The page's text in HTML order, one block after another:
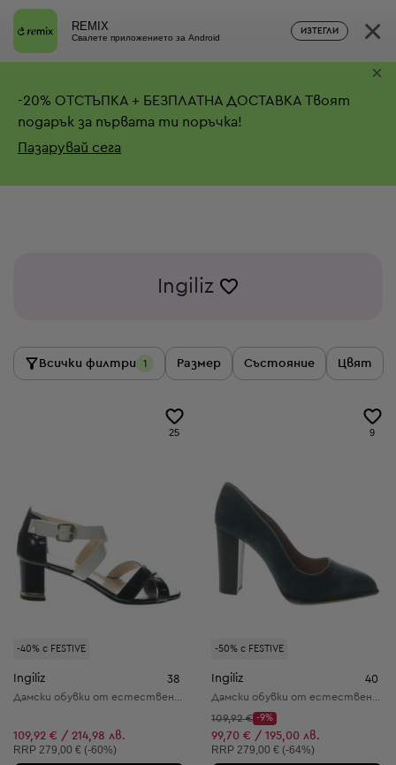
REMIX
Свалете приложението за Android
ИЗТЕГЛИ ×
-20% ОТСТЪПКА + БЕЗПЛАТНА ДОСТАВКА Твоят
подарък за първата ти поръчка!
Пазарувай сега
×
Ingiliz
Всички филтри 1 Размер Състояние Цвят
-40% с FESTIVE
25
Ingiliz 38
109,92 € / 214,98 лв.
Препоръчителна цена:
RRP 279,00 € (-60%)
-50% с FESTIVE
9
Ingiliz 40
Начална цена:
109,92 €
Discount Price:
-9%
Намалена цена:
99,70 € / 195,00 лв.
Препоръчителна цена:
RRP 279,00 € (-64%)